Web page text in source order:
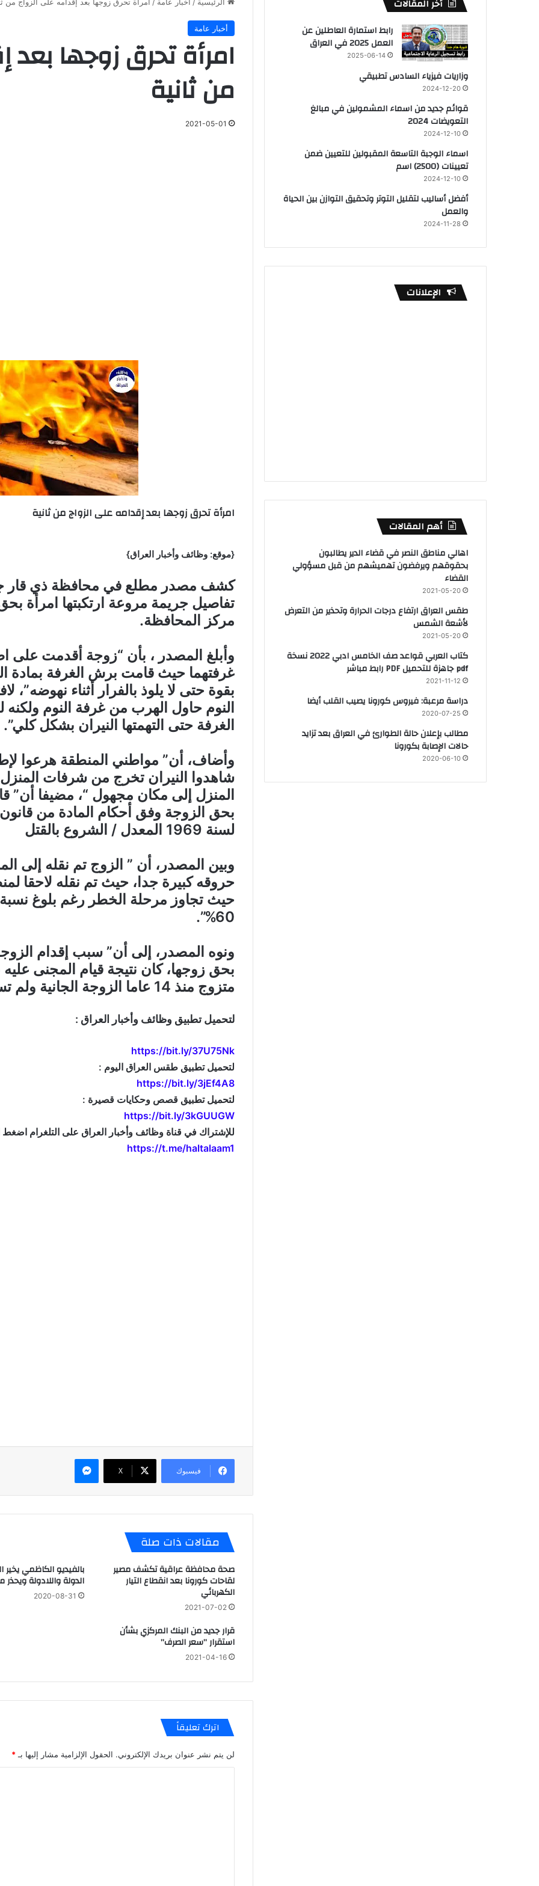
أخبار عامة
امرأة تحرق زوجها بعد
من ثانية
2021-05-01
امرأة تحرق زوجها بعد إقدامه على الزواج من ثانية
{موقع: وظائف وأخبار العراق}
كشف مصدر مطلع في محافظة ذي قار
تفاصيل جريمة مروعة ارتكبتها امرأة
مركز المحافظة.
وأبلغ المصدر ، بأن “زوجة أقدمت على
غرفتهما حيث قامت برش الغرفة بمادة
بقوة حتى لا يلوذ بالفرار أثناء نهوضه”،
النوم حاول الهرب من غرفة النوم
الغرفة حتى التهمتها النيران بشكل كلي”.
وأضاف، أن” مواطني المنطقة هرعوا
شاهدوا النيران تخرج من شرفات
المنزل إلى مكان مجهول “، مضيفا أن”
لسنة 1969 المعدل / الشروع بالقتل
وبين المصدر، أن ” الزوج تم نقله إلى
حروقه كبيرة جدا، حيث تم نقله لاحقا
حيث تجاوز مرحلة الخطر رغم بلوغ
60%”.
ونوه المصدر، إلى أن” سبب إقدام
بحق زوجها، كان نتيجة قيام المجنى عليه
متزوج منذ 14 عاما الزوجة الجانية ولم تستطع انه تنجب أطفالا له”.
لتحميل تطبيق وظائف وأخبار العراق :
https://bit.ly/37U75Nk
لتحميل تطبيق طقس العراق اليوم :
https://bit.ly/3jEf4A8
لتحميل تطبيق قصص وحكايات قصيرة :
https://bit.ly/3kGUUGW
للإشتراك في قناة وظائف وأخبار العراق على التلغرام اضغط
https://t.me/haltalaam1
فيسبوك X
ماسنجر
مقالات ذات صلة
صحة محافظة عراقية تكشف مصير
لقاحات كورونا بعد انقطاع التيار
الكهربائي
2021-07-02
بالفيديو الكاظمي يخير
الدولة واللادولة ويحذر
2020-08-31
قرار جديد من البنك المركزي بشأن
استقرار ’’سعر الصرف’’
2021-04-16
اترك تعليقاً
لن يتم نشر عنوان بريدك الإلكتروني. الحقول الإلزامية مشار إليها بـ *
أخر المقالات
رابط استمارة العاطلين عن
العمل 2025 في العراق
2025-06-14
وزاريات فيزياء السادس تطبيقي
2024-12-20
قوائم جديد من اسماء المشمولين في مبالغ
التعويضات 2024
2024-12-10
اسماء الوجبة التاسعة المقبولين للتعيين ضمن
تعيينات (2500) اسم
2024-12-10
أفضل أساليب لتقليل التوتر وتحقيق التوازن بين الحياة
والعمل
2024-11-28
الإعلانات
أهم المقالات
اهالي مناطق النصر في قضاء الدير يطالبون
بحقوقهم ويرفضون تهميشهم من قبل مسؤولي
القضاء
2021-05-20
طقس العراق ارتفاع درجات الحرارة وتحذير من التعرض
لأشعة الشمس
2021-05-20
كتاب العربي قواعد صف الخامس ادبي 2022 نسخة
pdf جاهزة للتحميل PDF رابط مباشر
2021-11-12
دراسة مرعبة: فيروس كورونا يصيب القلب أيضا
2020-07-25
مطالب بإعلان حالة الطوارئ في العراق بعد تزايد
حالات الإصابة بكورونا
2020-06-10